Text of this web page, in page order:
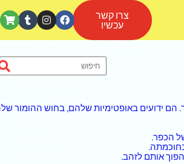
צרו קשר
עכשיו
הם ידועים באופטימיות שלהם, בחוש ההומור
הכפר.
אותם לזהב.